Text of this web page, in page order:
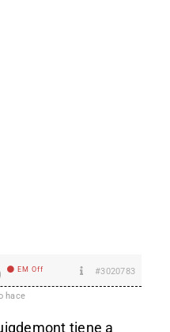
EM Off #3020783
hace
tiene a